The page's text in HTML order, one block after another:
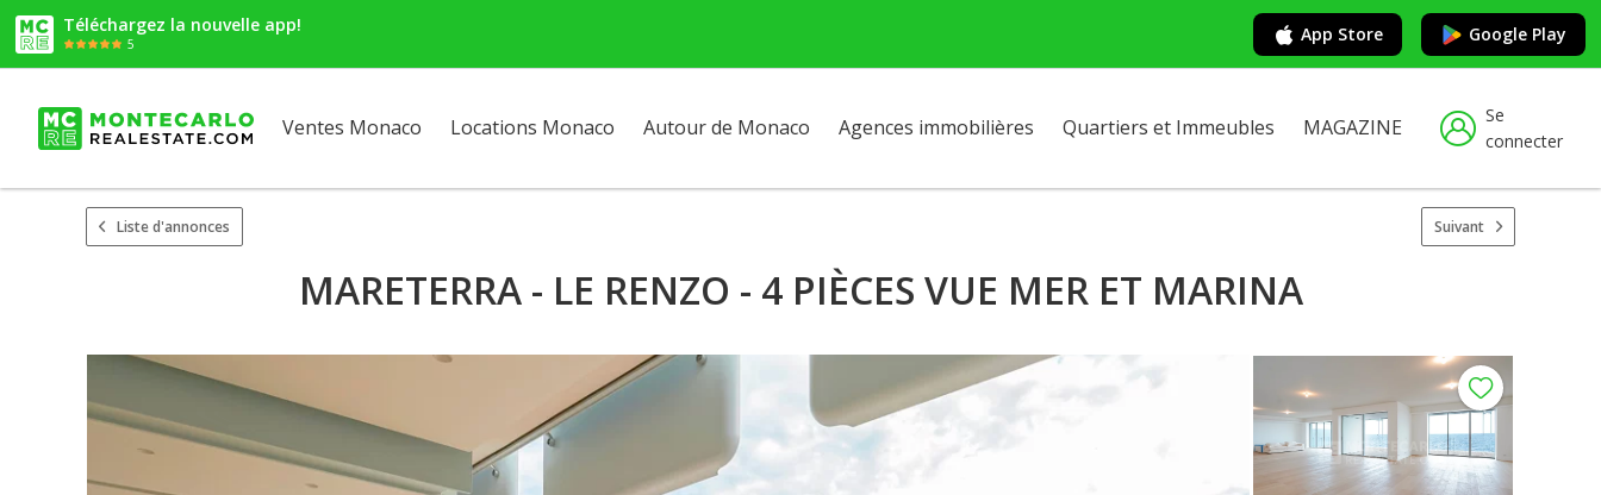
Téléchargez la nouvelle app!
5 App Store Google Play
Ventes Monaco Locations Monaco Autour de Monaco Agences immobilières Quartiers et Immeubles MAGAZINE
Se
connecter
Liste d'annonces Suivant
MARETERRA - LE RENZO - 4 PIÈCES VUE MER ET MARINA